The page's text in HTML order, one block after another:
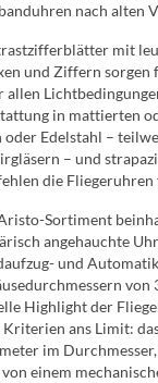
nach alten
mit
und Ziffern sorgen
allen
in mattierten
oder Edelstahl –
– und
die
Sortiment
angehauchte
und
Highlight der
ans Limit:
im
einem